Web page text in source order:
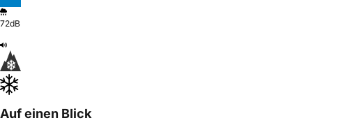
72dB
Auf einen Blick